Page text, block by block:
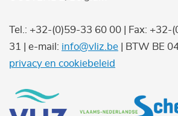
Tel.: +32-(0)59-33 60 00 | Fax: +32-
31 | e-mail: info@vliz.be | BTW BE
privacy en cookiebeleid